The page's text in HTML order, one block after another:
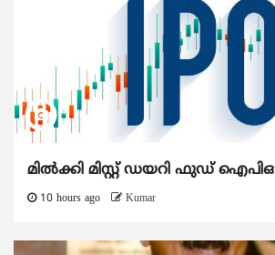
മിൽക്കി മിസ്റ്റ് ഡയറി ഫുഡ് ഐപിഒ
10 hours ago Kumar